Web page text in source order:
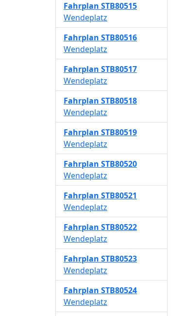
Fahrplan STB80515
Wendeplatz
Fahrplan STB80516
Wendeplatz
Fahrplan STB80517
Wendeplatz
Fahrplan STB80518
Wendeplatz
Fahrplan STB80519
Wendeplatz
Fahrplan STB80520
Wendeplatz
Fahrplan STB80521
Wendeplatz
Fahrplan STB80522
Wendeplatz
Fahrplan STB80523
Wendeplatz
Fahrplan STB80524
Wendeplatz